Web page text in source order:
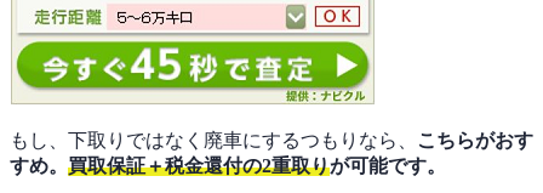
もし、下取りではなく廃車にするつもりなら、
こちらがおす
すめ。 買取保証＋税金還付の2重取りが可能です。